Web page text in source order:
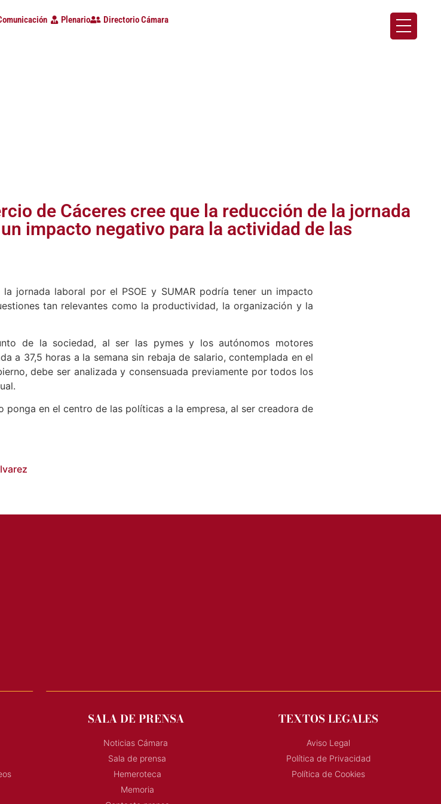
Plenario Directorio Cámara
de Cáceres cree que la reducción de la jornada
impacto negativo para la actividad de las
jornada laboral por el PSOE y SUMAR podría tener un impacto
tan relevantes como la productividad, la organización y la
de la sociedad, al ser las pymes y los autónomos motores
a 37,5 horas a la semana sin rebaja de salario, contemplada en el
debe ser analizada y consensuada previamente por todos los
en el centro de las políticas a la empresa, al ser creadora de
SALA DE PRENSA
Noticias Cámara
Sala de prensa
Hemeroteca
Memoria
TEXTOS LEGALES
Aviso Legal
Política de Privacidad
Política de Cookies